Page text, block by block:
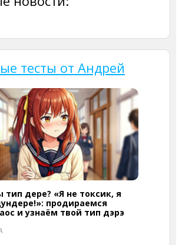
тесты от Андрей
тип дере? «Я не токсик, я
продираемся
и узнаём твой тип дэрэ